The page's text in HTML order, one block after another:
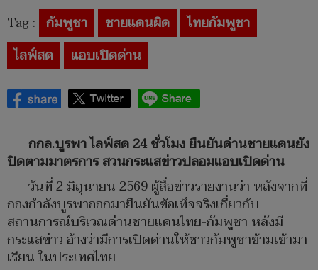
Tag : กัมพูชา ชายแดนผิด
ไทยกัมพูชา
ไลฟ์สด
แอบเปิดด่าน
กกล.บูรพา ไลฟ์สด 24 ชั่วโมง ยืนยันด่านชายแดนยัง
ปิดตามมาตรการ สวนกระแสข่าวปลอมแอบเปิดด่าน
วันที่ 2 มิถุนายน 2569 ผู้สื่อข่าวรายงานว่า หลังจากที่
กองกำลังบูรพาออกมายืนยันข้อเท็จจริงเกี่ยวกับ
สถานการณ์บริเวณด่านชายแดนไทย-กัมพูชา หลังมี
กระแสข่าว อ้างว่ามีการเปิดด่านให้ชาวกัมพูชาข้ามเข้ามา
เรียน ในประเทศไทย